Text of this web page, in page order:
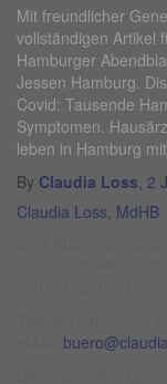
Mit freundlicher
vollständigen Artikel
Hamburger
Jessen Hamburg.
Covid: Tausende
Symptomen.
leben in Hamburg
By Claudia Loss, 2
Claudia Loss, MdHB